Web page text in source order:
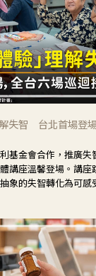
失智 台北首場登
基金會合作，推廣失
講座溫馨登場。講
象的失智轉化為可感